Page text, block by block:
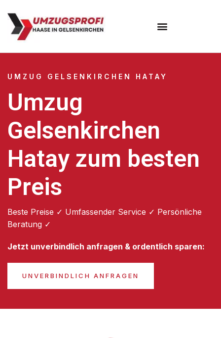
UMZUG GELSENKIRCHEN HATAY
Umzug
Gelsenkirchen
Hatay zum besten
Preis
Beste Preise ✓ Umfassender Service ✓ Persönliche
Beratung ✓
Jetzt unverbindlich anfragen & ordentlich sparen:
UNVERBINDLICH ANFRAGEN